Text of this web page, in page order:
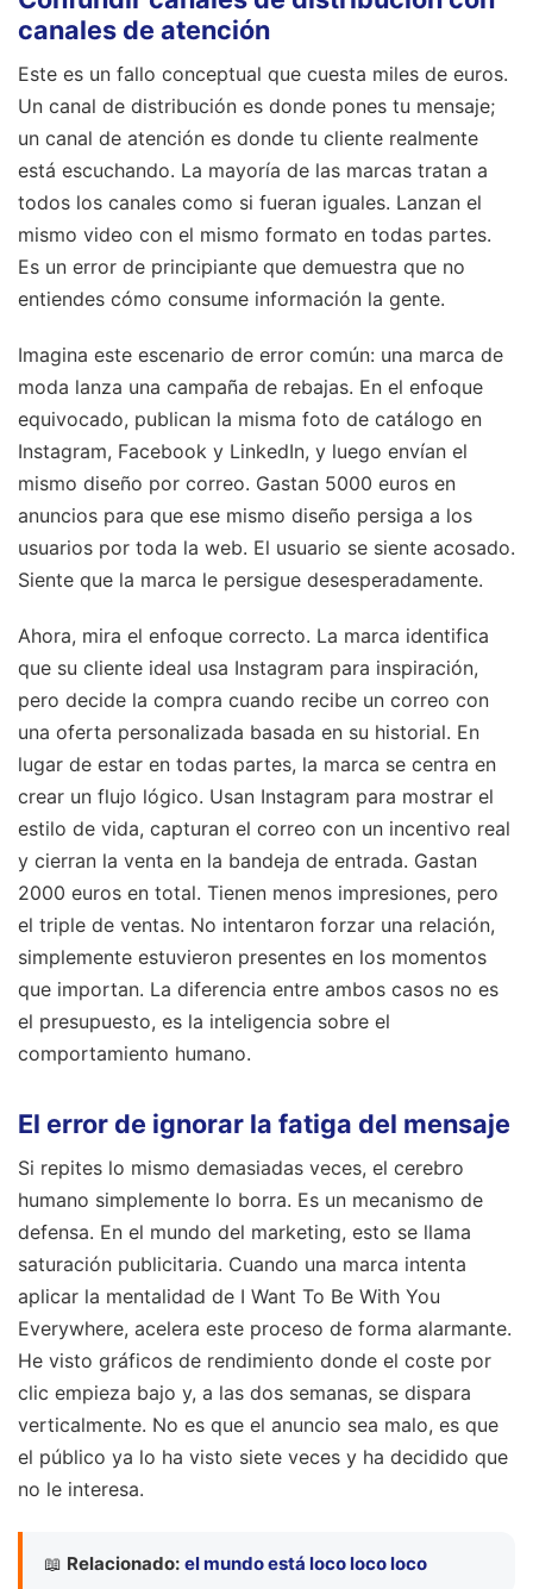
canales de atención
Este es un fallo conceptual que cuesta miles de euros.
Un canal de distribución es donde pones tu mensaje;
un canal de atención es donde tu cliente realmente
está escuchando. La mayoría de las marcas tratan a
todos los canales como si fueran iguales. Lanzan el
mismo video con el mismo formato en todas partes.
Es un error de principiante que demuestra que no
entiendes cómo consume información la gente.
Imagina este escenario de error común: una marca de
moda lanza una campaña de rebajas. En el enfoque
equivocado, publican la misma foto de catálogo en
Instagram, Facebook y LinkedIn, y luego envían el
mismo diseño por correo. Gastan 5000 euros en
anuncios para que ese mismo diseño persiga a los
usuarios por toda la web. El usuario se siente acosado.
Siente que la marca le persigue desesperadamente.
Ahora, mira el enfoque correcto. La marca identifica
que su cliente ideal usa Instagram para inspiración,
pero decide la compra cuando recibe un correo con
una oferta personalizada basada en su historial. En
lugar de estar en todas partes, la marca se centra en
crear un flujo lógico. Usan Instagram para mostrar el
estilo de vida, capturan el correo con un incentivo real
y cierran la venta en la bandeja de entrada. Gastan
2000 euros en total. Tienen menos impresiones, pero
el triple de ventas. No intentaron forzar una relación,
simplemente estuvieron presentes en los momentos
que importan. La diferencia entre ambos casos no es
el presupuesto, es la inteligencia sobre el
comportamiento humano.
El error de ignorar la fatiga del mensaje
Si repites lo mismo demasiadas veces, el cerebro
humano simplemente lo borra. Es un mecanismo de
defensa. En el mundo del marketing, esto se llama
saturación publicitaria. Cuando una marca intenta
aplicar la mentalidad de I Want To Be With You
Everywhere, acelera este proceso de forma alarmante.
He visto gráficos de rendimiento donde el coste por
clic empieza bajo y, a las dos semanas, se dispara
verticalmente. No es que el anuncio sea malo, es que
el público ya lo ha visto siete veces y ha decidido que
no le interesa.
📖 Relacionado: el mundo está loco loco loco